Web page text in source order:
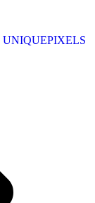
UNIQUEPIXELS